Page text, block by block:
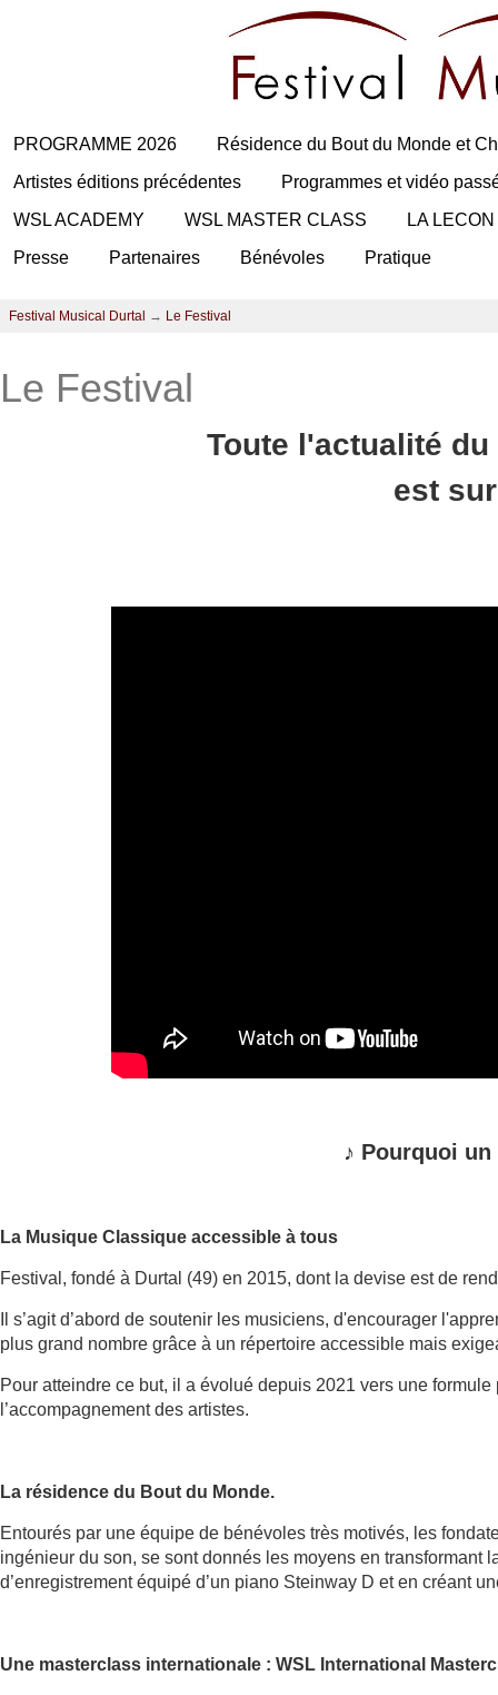
PROGRAMME 2026
Résidence du Bout du Monde et
Artistes éditions précédentes
Programmes et vidéo
WSL ACADEMY
WSL MASTER CLASS
LA
Presse
Partenaires Bénévoles Pratique
Festival Musical Durtal → Le Festival
Le Festival
Toute l'actualité
est
♪ Pourquoi un
La Musique Classique accessible à tous
Festival, fondé à Durtal (49) en 2015, dont la devise est de
Il s’agit d’abord de soutenir les musiciens, d'encourager
plus grand nombre grâce à un répertoire accessible mais
Pour atteindre ce but, il a évolué depuis 2021 vers une
l’accompagnement des artistes.
La résidence du Bout du Monde.
Entourés par une équipe de bénévoles très motivés, les
ingénieur du son, se sont donnés les moyens en
d’enregistrement équipé d’un piano Steinway D et en créant
Une masterclass internationale : WSL International